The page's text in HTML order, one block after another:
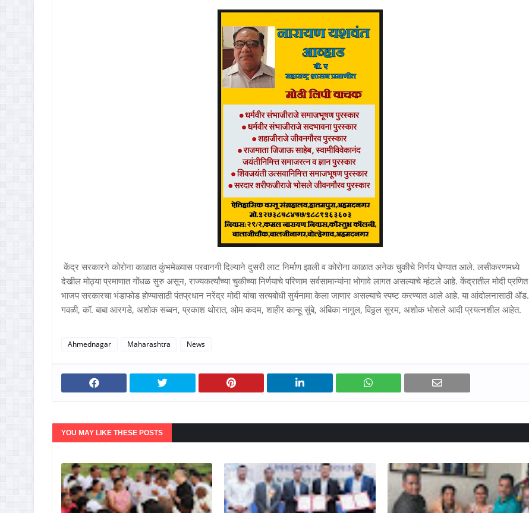
केंद्र सरकारने कोरोना काळात कुंभमेळ्यास परवानगी दिल्याने दुसरी लाट निर्माण झाली व कोरोना काळात अनेक चुकीचे निर्णय घेण्यात आले. लसीकरणमध्ये
देखील मोठ्या प्रमाणात गोंधळ सुरु असून, राज्यकर्त्यांच्या चुकीच्या निर्णयाचे परिणाम सर्वसामान्यांना भोगावे लागत असल्याचे म्हंटले आहे. केंद्रातील मोदी प्रणित
भाजप सरकारचा भंडाफोड होण्यासाठी पंतप्रधान नरेंद्र मोदी यांचा सत्यबोधी सुर्यनामा केला जाणार असल्याचे स्पष्ट करण्यात आले आहे. या आंदोलनासाठी अ‍ॅड.
गवळी, कॉ. बाबा आरगडे, अशोक सब्बन, प्रकाश थोरात, ओम कदम, शाहीर कान्हू सुंबे, अंबिका नागुल, विठ्ठल सुरम, अशोक भोसले आदी प्रयत्नशील आहेत.
Ahmednagar Maharashtra News
YOU MAY LIKE THESE POSTS